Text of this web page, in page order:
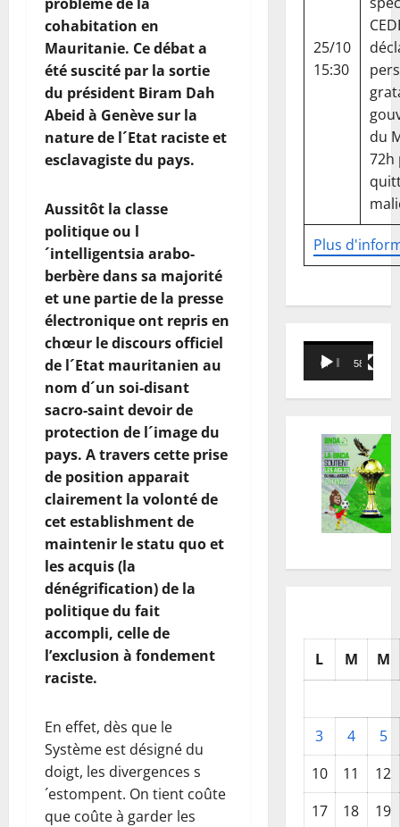
cohabitation en
Mauritanie. Ce débat a
été suscité par la sortie
du président Biram Dah
Abeid à Genève sur la
nature de l´Etat raciste et
esclavagiste du pays.
Aussitôt la classe
politique ou l
´intelligentsia arabo-
berbère dans sa majorité
et une partie de la presse
électronique ont repris en
chœur le discours officiel
de l´Etat mauritanien au
nom d´un soi-disant
sacro-saint devoir de
protection de l´image du
pays. A travers cette prise
de position apparait
clairement la volonté de
cet establishment de
maintenir le statu quo et
les acquis (la
dénégrification) de la
politique du fait
accompli, celle de
l’exclusion à fondement
raciste.
En effet, dès que le
Système est désigné du
doigt, les divergences s
´estompent. On tient coûte
que coûte à garder les
Plus
25/10
15:30
du
72h
Lecteur
vidéo
00:00 58:18
L M M
3 4
5
10
11
12
17
18
19